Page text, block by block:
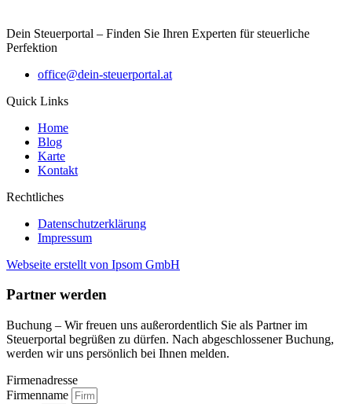
Dein Steuerportal – Finden Sie Ihren Experten für steuerliche
Perfektion
office@dein-steuerportal.at
Quick Links
Home
Blog
Karte
Kontakt
Rechtliches
Datenschutzerklärung
Impressum
Webseite erstellt von Ipsom GmbH
Partner werden
Buchung – Wir freuen uns außerordentlich Sie als Partner im
Steuerportal begrüßen zu dürfen. Nach abgeschlossener Buchung,
werden wir uns persönlich bei Ihnen melden.
Firmenadresse
Firmenname